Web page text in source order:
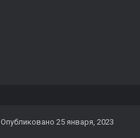
Опубликовано 25 января, 2023